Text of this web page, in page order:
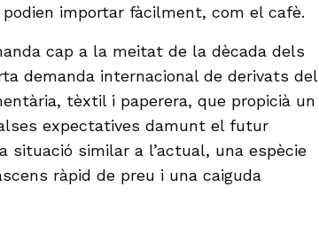
importar fàcilment, com el cafè.
cap a la meitat de la dècada dels
demanda internacional de derivats del
tèxtil i paperera, que propicià un
expectatives damunt el futur
situació similar a l’actual, una espècie
ràpid de preu i una caiguda